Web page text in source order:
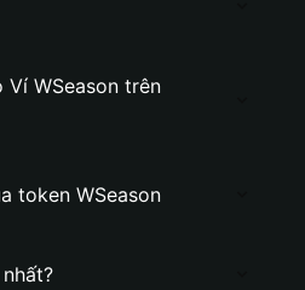
WSeason trên
token WSeason